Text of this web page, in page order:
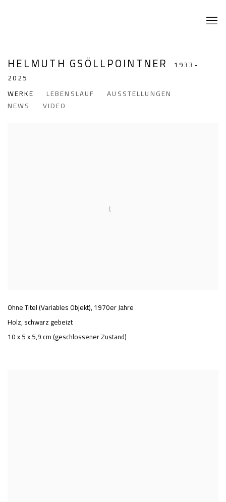
HELMUTH GSÖLLPOINTNER
1933-
2025
WERKE
LEBENSLAUF
AUSSTELLUNGEN
NEWS
VIDEO
Ohne Titel (Variables Objekt),1970er Jahre
Holz, schwarz gebeizt
10 x 5 x 5,9 cm (geschlossener Zustand)